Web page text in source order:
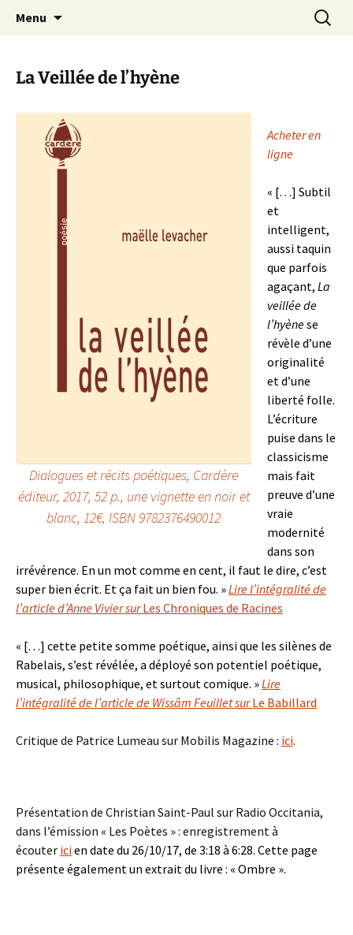
Maëlle Levacher
Menu
La Veillée de l’hyène
Dialogues et récits poétiques, Cardère
éditeur, 2017, 52 p., une vignette en noir et
blanc, 12€, ISBN 9782376490012
Acheter en
ligne
« […] Subtil
et
intelligent,
aussi taquin
que parfois
agaçant, La
veillée de
l’hyènese
révèle d’une
originalité
et d’une
liberté folle.
L’écriture
puise dans le
classicisme
mais fait
preuve d’une
vraie
modernité
dans son
irrévérence. En un mot comme en cent, il faut le dire, c’est
super bien écrit. Et ça fait un bien fou. »Lire l’intégralitéde
l’article d’Anne Vivier surLes Chroniques de Racines
« […] cette petite somme poétique, ainsi que les silènes de
Rabelais, s’est révélée, a déployé son potentiel poétique,
musical, philosophique, et surtout comique. »Lire
l’intégralité de l’article de Wissâm Feuillet surLe Babillard
Critique de Patrice Lumeau sur Mobilis Magazine : ici.
Présentation de Christian Saint-Paul sur Radio Occitania,
dans l’émission « Les Poètes » : enregistrement à
écouter icien date du 26/10/17, de 3:18 à 6:28. Cette page
présente également un extrait du livre : « Ombre ».